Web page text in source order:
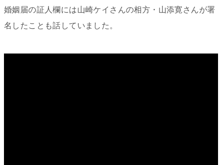
婚姻届の証人欄には山崎ケイさんの相方・山添寛さんが署
名したことも話していました。